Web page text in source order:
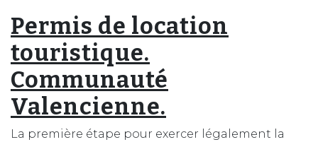
Permis de location
touristique.
Communauté
Valencienne.
La première étape pour exercer légalement la